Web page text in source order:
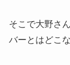
そこで大野さ
バーとはどこ